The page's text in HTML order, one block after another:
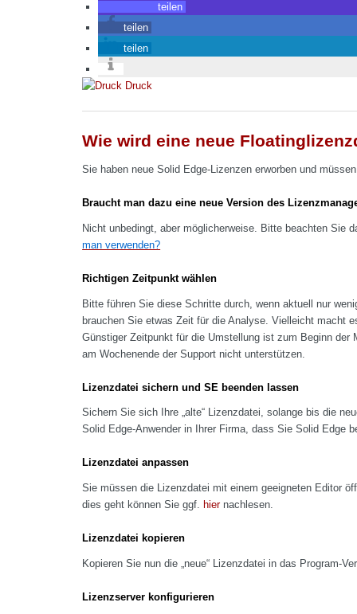
teilen
teilen
teilen
Druck
Wie wird eine neue
Sie haben neue Solid Edge-Lizenzen erworben und
Braucht man dazu eine neue Version des
Nicht unbedingt, aber möglicherweise. Bitte beachten Sie
man verwenden?
Richtigen Zeitpunkt wählen
Bitte führen Sie diese Schritte durch, wenn aktuell nur
brauchen Sie etwas Zeit für die Analyse. Vielleicht macht
Günstiger Zeitpunkt für die Umstellung ist zum Beginn
am Wochenende der Support nicht unterstützen.
Lizenzdatei sichern und SE beenden lassen
Sichern Sie sich Ihre „alte“ Lizenzdatei, solange bis die
Solid Edge-Anwender in Ihrer Firma, dass Sie Solid Edge
Lizenzdatei anpassen
Sie müssen die Lizenzdatei mit einem geeigneten Editor
dies geht können Sie ggf. hiernachlesen.
Lizenzdatei kopieren
Kopieren Sie nun die „neue“ Lizenzdatei in das Program-
Lizenzserver konfigurieren